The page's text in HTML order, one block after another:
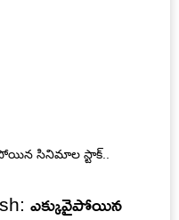
ఎక్కువైపోయిన